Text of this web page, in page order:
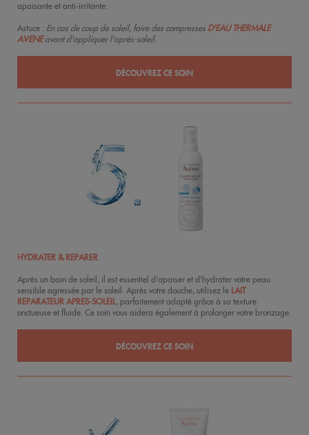
apaisante et anti-irritante.
Astuce : En cas de coup de soleil, faire des compresses D'EAU THERMALE
AVENEavant d'appliquer l'après-soleil.
DÉCOUVREZ CE SOIN
HYDRATER & REPARER
Après un bain de soleil, il est essentiel d'apaiser et d'hydrater votre peau
sensible agressée par le soleil. Après votre douche, utilisez le LAIT
REPARATEUR APRES-SOLEIL, parfaitement adapté grâce à sa texture
onctueuse et fluide. Ce soin vous aidera également à prolonger votre bronzage.
DÉCOUVREZ CE SOIN